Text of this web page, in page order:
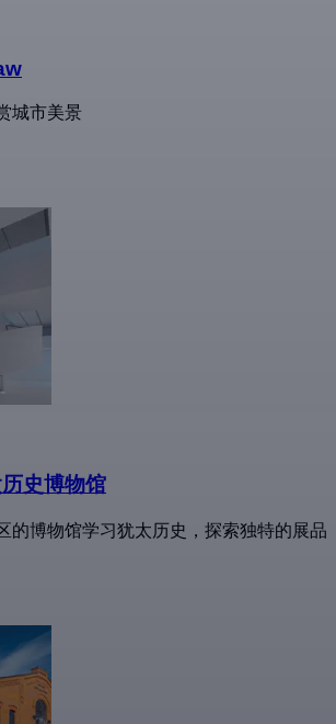
城市美景
史博物馆
的博物馆学习犹太历史，探索独特的展品